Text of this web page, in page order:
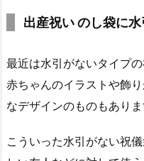
出産祝い のし袋に水
最近は水引がないタイプ
赤ちゃんのイラストや飾
なデザインのものもありま
こういった水引がない祝